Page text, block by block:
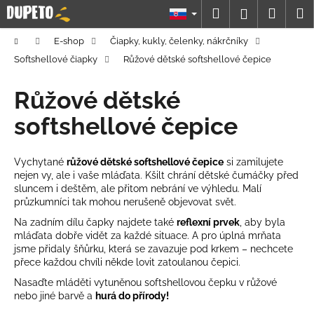
Prejsť
na
obsah
Hľadať
DomovE-shop
Čiapky, kukly, čelenky, nákrčníky
Softshellové čiapky
Růžové dětské softshellové čepice
Růžové dětské
softshellové čepice
Vychytané růžové dětské softshellové čepice si zamilujete
nejen vy, ale i vaše mláďata. Kšilt chrání dětské čumáčky před
sluncem i deštěm, ale přitom nebrání ve výhledu. Malí
průzkumníci tak mohou nerušeně objevovat svět.
Na zadním dílu čapky najdete také reflexní prvek , aby byla
mláďata dobře vidět za každé situace. A pro úplná mrňata
jsme přidaly šňůrku, která se zavazuje pod krkem – nechcete
přece každou chvíli někde lovit zatoulanou čepici.
Nasaďte mláděti vytuněnou softshellovou čepku v růžové
nebo jiné barvě a hurá do přírody!
K
o
o
p
o
r
e
b
u
j
e
t
e